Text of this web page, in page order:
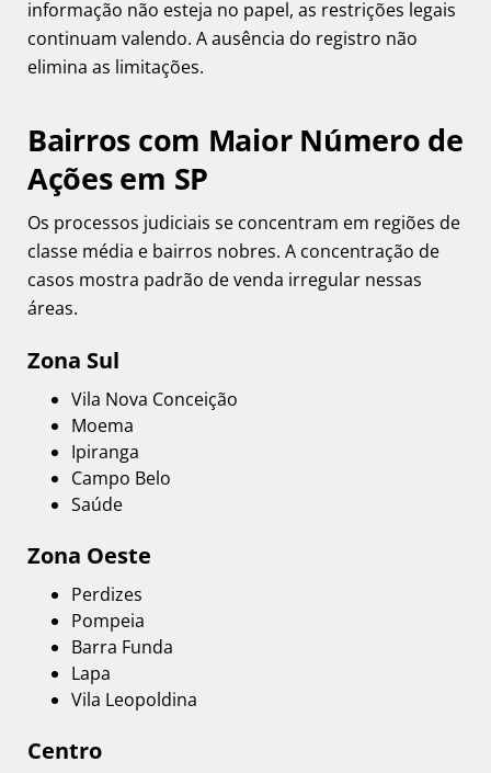
informação não esteja no papel, as restrições legais
continuam valendo. A ausência do registro não
elimina as limitações.
Bairros com Maior Número de
Ações em SP
Os processos judiciais se concentram em regiões de
classe média e bairros nobres. A concentração de
casos mostra padrão de venda irregular nessas
áreas.
Zona Sul
Vila Nova Conceição
Moema
Ipiranga
Campo Belo
Saúde
Zona Oeste
Perdizes
Pompeia
Barra Funda
Lapa
Vila Leopoldina
Centro